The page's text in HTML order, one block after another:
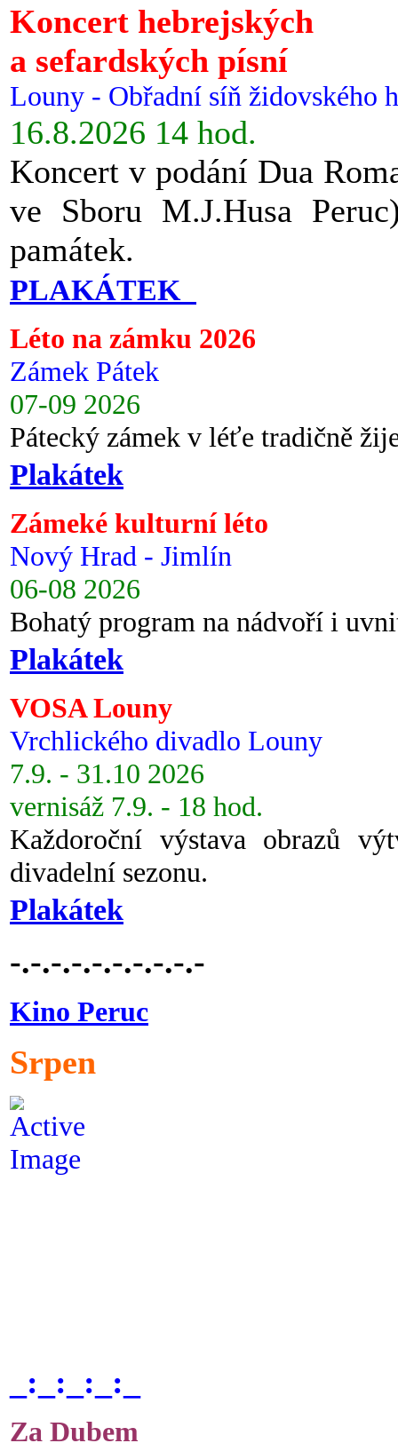
Koncert hebrejských
a sefardských písní
Louny - Obřadní síň židovského
16.8.2026 14 hod.
Koncert v podání Dua
ve Sboru M.J.Husa
památek.
PLAKÁTEK
Léto na zámku 2026
Zámek Pátek
07-09 2026
Pátecký zámek v léťe tradičně
Plakátek
Zámeké kulturní léto
Nový Hrad - Jimlín
06-08 2026
Bohatý program na nádvoří i
Plakátek
VOSA Louny
Vrchlického divadlo Louny
7.9. - 31.10 2026
vernisáž 7.9. - 18 hod.
Každoroční výstava obrazů
divadelní sezonu.
Plakátek
-.-.-.-.-.-.-.-.-.-
Kino Peruc
Srpen
_:_:_:_:_
Za Dubem